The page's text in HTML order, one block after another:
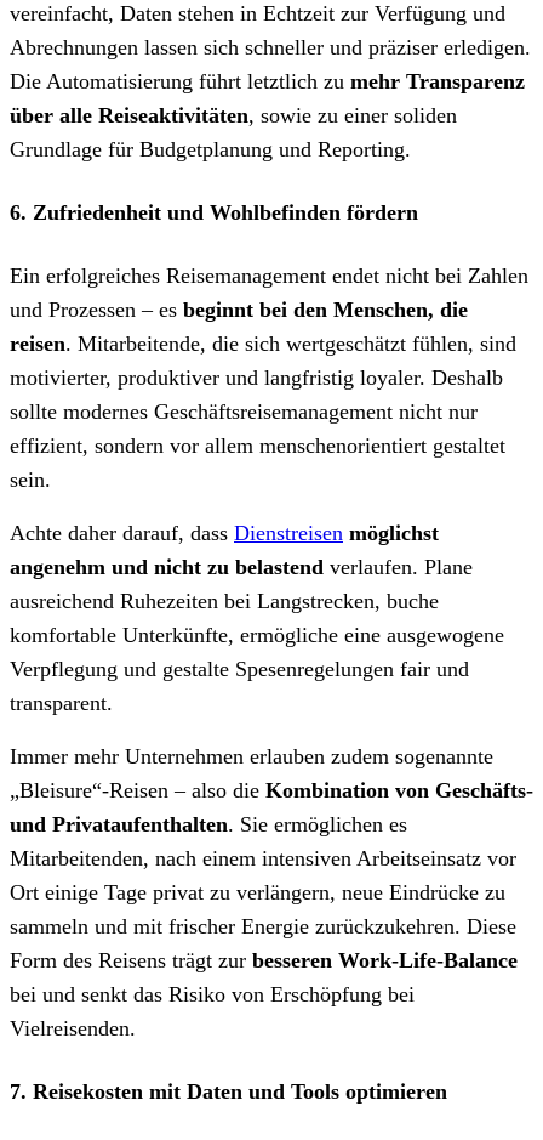
vereinfacht, Daten stehen in Echtzeit zur Verfügung und
Abrechnungen lassen sich schneller und präziser erledigen.
Die Automatisierung führt letztlich zu mehr Transparenz
über alle Reiseaktivitäten, sowie zu einer soliden
Grundlage für Budgetplanung und Reporting.
6. Zufriedenheit und Wohlbefinden fördern
Ein erfolgreiches Reisemanagement endet nicht bei Zahlen
und Prozessen – es beginnt bei den Menschen, die
reisen. Mitarbeitende, die sich wertgeschätzt fühlen, sind
motivierter, produktiver und langfristig loyaler. Deshalb
sollte modernes Geschäftsreisemanagement nicht nur
effizient, sondern vor allem menschenorientiert gestaltet
sein.
Achte daher darauf, dass Dienstreisen möglichst
angenehm und nicht zu belastend verlaufen. Plane
ausreichend Ruhezeiten bei Langstrecken, buche
komfortable Unterkünfte, ermögliche eine ausgewogene
Verpflegung und gestalte Spesenregelungen fair und
transparent.
Immer mehr Unternehmen erlauben zudem sogenannte
„Bleisure“-Reisen – also die Kombination von Geschäfts-
und Privataufenthalten. Sie ermöglichen es
Mitarbeitenden, nach einem intensiven Arbeitseinsatz vor
Ort einige Tage privat zu verlängern, neue Eindrücke zu
sammeln und mit frischer Energie zurückzukehren. Diese
Form des Reisens trägt zur besseren Work-Life-Balance
bei und senkt das Risiko von Erschöpfung bei
Vielreisenden.
7. Reisekosten mit Daten und Tools optimieren